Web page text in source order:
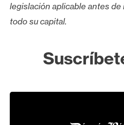
legislación aplicable antes
todo su capital.